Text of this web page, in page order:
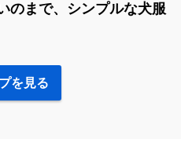
のまで、シンプルな犬服
を見る